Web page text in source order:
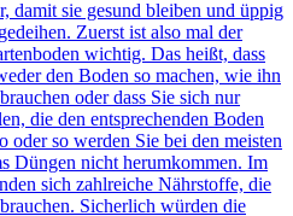
damit sie gesund bleiben und üppig
Zuerst ist also mal der
wichtig. Das heißt, dass
den Boden so machen, wie ihn
oder dass Sie sich nur
die den entsprechenden Boden
oder so werden Sie bei den meisten
Düngen nicht herumkommen. Im
sich zahlreiche Nährstoffe, die
Sicherlich würden die